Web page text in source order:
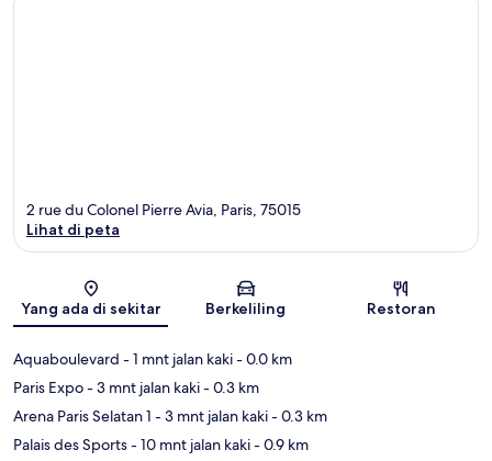
Peta
2 rue du Colonel Pierre Avia, Paris, 75015
Lihat di peta
Yang ada di sekitar Berkeliling Restoran
Aquaboulevard - 1 mnt jalan kaki- 0.0 km
Paris Expo- 3 mnt jalan kaki- 0.3 km
Arena Paris Selatan 1 - 3 mnt jalan kaki- 0.3 km
Palais des Sports- 10 mnt jalan kaki- 0.9 km